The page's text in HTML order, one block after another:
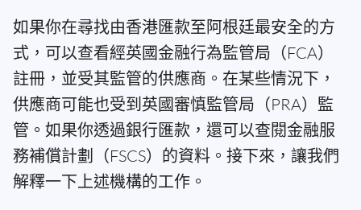
如果你在尋找由香港匯款至阿根廷最安全的方
式，可以查看經英國金融行為監管局（FCA）
註冊，並受其監管的供應商。在某些情況下，
供應商可能也受到英國審慎監管局（PRA）監
管。如果你透過銀行匯款，還可以查閱金融服
務補償計劃（FSCS）的資料。接下來，讓我們
解釋一下上述機構的工作。